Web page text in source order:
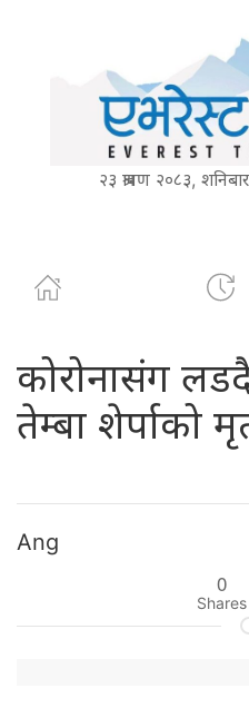
२३ श्रावण २०८३,
कोरोनासंग
तेम्बा शेर्पाको
Ang
0
Shares